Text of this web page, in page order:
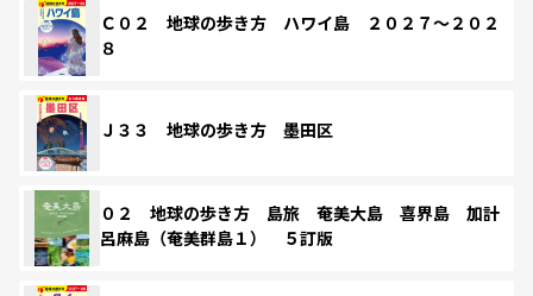
Ｃ０２ 地球の歩き方 ハワイ島 ２０２７～２０２
８
Ｊ３３ 地球の歩き方 墨田区
０２ 地球の歩き方 島旅 奄美大島 喜界島 加計
呂麻島（奄美群島１） ５訂版